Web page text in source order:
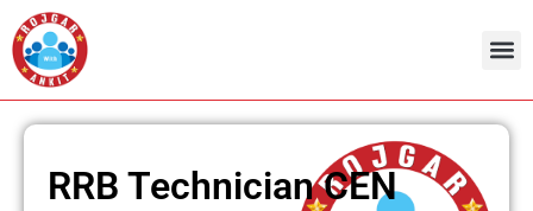
Skip
to
content
RRB Technician CEN